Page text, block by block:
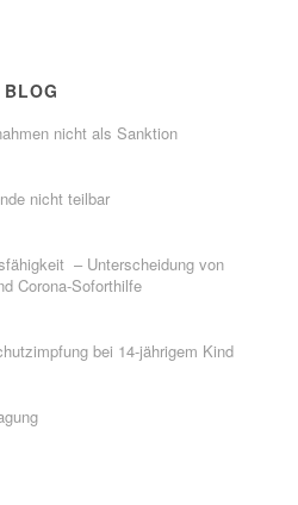
nicht als Sanktion
nicht teilbar
– Unterscheidung von
Corona-Soforthilfe
bei 14-jährigem Kind